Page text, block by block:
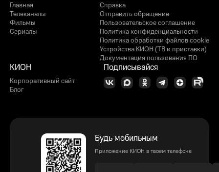
Главная
Телеканалы
Фильмы
Сериалы
Справка
Отправить обращение
Пользовательское соглашение
Политика конфиденциальности
Политика обработки файлов cookie
Устройства КИОН (ТВ и приставки)
Документация пользования ПО
КИОН
Корпоративный сайт
Блог
Подписывайся
Будь мобильным
Приложение КИОН в твоем телефоне